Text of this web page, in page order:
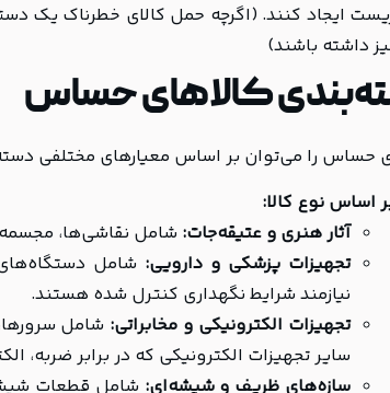
ایجاد کنند. (اگرچه حمل کالای خطرناک یک
داشته باشند)
کالاهای حساس
حساس را می‌توان بر اساس معیارهای مختلفی
اساس نوع کالا:
آثار هنری و عتیقه‌جات: شامل نقاشی‌ها،
تجهیزات پزشکی و دارویی: شامل
نیازمند شرایط نگهداری کنترل شده هستند.
تجهیزات الکترونیکی و مخابراتی: شامل
سایر تجهیزات الکترونیکی که در برابر
سازه‌های ظریف و شیشه‌ای: شامل قطعات